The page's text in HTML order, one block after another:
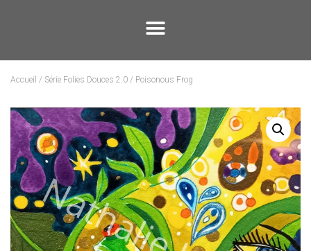
Accueil / Série Folies Douces 2.0 / Poisonous Frog